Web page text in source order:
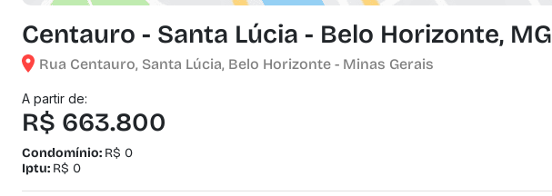
Centauro - Santa Lúcia - Belo Horizonte, MG
Rua Centauro, Santa Lúcia, Belo Horizonte - Minas Gerais
A partir de:
R$ 663.800
Condomínio: R$ 0
Iptu: R$ 0